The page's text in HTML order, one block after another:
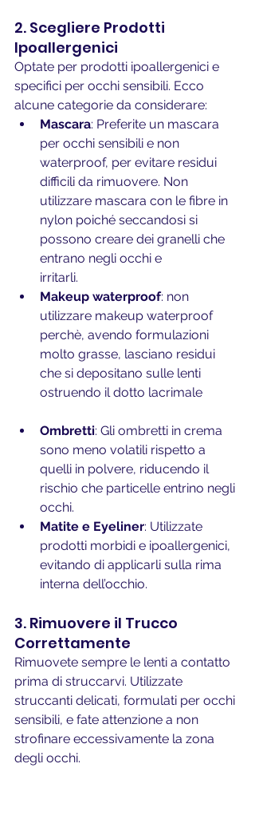
2. Scegliere Prodotti
Ipoallergenici
Optate per prodotti ipoallergenici e
specifici per occhi sensibili. Ecco
alcune categorie da considerare:
Mascara: Preferite un mascara
per occhi sensibili e non
waterproof, per evitare residui
difficili da rimuovere. Non
utilizzare mascara con le fibre in
nylon poiché seccandosi si
possono creare dei granelli che
entrano negli occhi e
irritarli.
Makeup waterproof: non
utilizzare makeup waterproof
perchè, avendo formulazioni
molto grasse, lasciano residui
che si depositano sulle lenti
ostruendo il dotto lacrimale
Ombretti: Gli ombretti in crema
sono meno volatili rispetto a
quelli in polvere, riducendo il
rischio che particelle entrino negli
occhi.
Matite e Eyeliner: Utilizzate
prodotti morbidi e ipoallergenici,
evitando di applicarli sulla rima
interna dell’occhio.
3. Rimuovere il Trucco
Correttamente
Rimuovete sempre le lenti a contatto
prima di struccarvi. Utilizzate
struccanti delicati, formulati per occhi
sensibili, e fate attenzione a non
strofinare eccessivamente la zona
degli occhi.